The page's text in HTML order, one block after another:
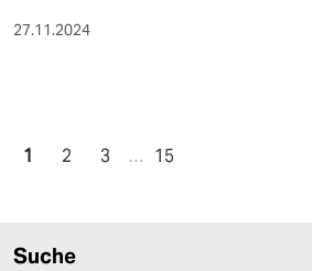
27.11.2024
1 2 3 … 15
Suche